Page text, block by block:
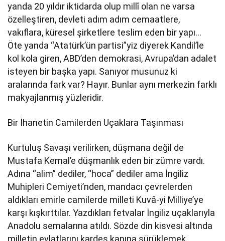
yanda 20 yıldır iktidarda olup millî olan ne varsa
özelleştiren, devleti adım adım cemaatlere,
vakıflara, küresel şirketlere teslim eden bir yapı…
Öte yanda “Atatürk’ün partisi”yiz diyerek Kandil’le
kol kola giren, ABD’den demokrasi, Avrupa’dan adalet
isteyen bir başka yapı. Sanıyor musunuz ki
aralarında fark var? Hayır. Bunlar aynı merkezin farklı
makyajlanmış yüzleridir.
Bir İhanetin Camilerden Uçaklara Taşınması
Kurtuluş Savaşı verilirken, düşmana değil de
Mustafa Kemal’e düşmanlık eden bir zümre vardı.
Adına “alim” dediler, “hoca” dediler ama İngiliz
Muhipleri Cemiyeti’nden, mandacı çevrelerden
aldıkları emirle camilerde milleti Kuvâ-yi Milliye’ye
karşı kışkırttılar. Yazdıkları fetvalar İngiliz uçaklarıyla
Anadolu semalarına atıldı. Sözde din kisvesi altında
milletin evlatlarını kardeş kanına sürüklemek